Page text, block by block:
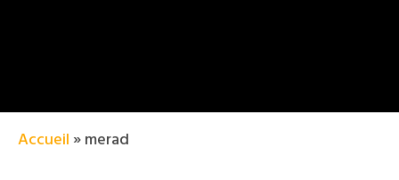
Accueil »merad